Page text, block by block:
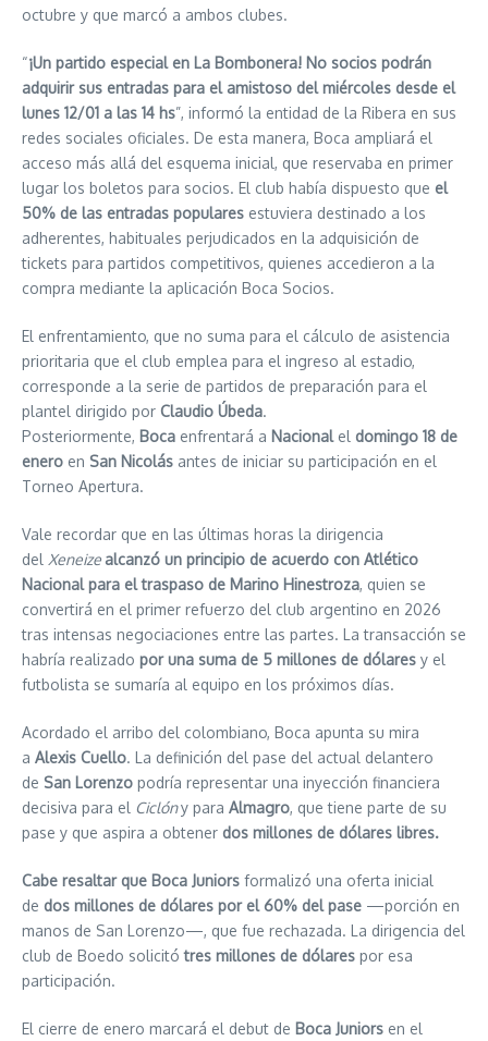
octubre y que marcó a ambos clubes.
“¡Un partido especial en La Bombonera! No socios podrán
adquirir sus entradas para el amistoso del miércoles desde el
lunes 12/01 a las 14 hs”, informó la entidad de la Ribera en sus
redes sociales oficiales. De esta manera, Boca ampliará el
acceso más allá del esquema inicial, que reservaba en primer
lugar los boletos para socios. El club había dispuesto que el
50% de las entradas populares estuviera destinado a los
adherentes, habituales perjudicados en la adquisición de
tickets para partidos competitivos, quienes accedieron a la
compra mediante la aplicación Boca Socios.
El enfrentamiento, que no suma para el cálculo de asistencia
prioritaria que el club emplea para el ingreso al estadio,
corresponde a la serie de partidos de preparación para el
plantel dirigido por Claudio Úbeda.
Posteriormente, Boca enfrentará a Nacionalel domingo 18 de
enero en San Nicolás antes de iniciar su participación en el
Torneo Apertura.
Vale recordar que en las últimas horas la dirigencia
del Xeneize alcanzó un principio de acuerdo con Atlético
Nacional para el traspaso de Marino Hinestroza, quien se
convertirá en el primer refuerzo del club argentino en 2026
tras intensas negociaciones entre las partes. La transacción se
habría realizado por una suma de 5 millones de dólares y el
futbolista se sumaría al equipo en los próximos días.
Acordado el arribo del colombiano, Boca apunta su mira
a Alexis Cuello. La definición del pase del actual delantero
de San Lorenzo podría representar una inyección financiera
decisiva para el Ciclóny para Almagro, que tiene parte de su
pase y que aspira a obtener dos millones de dólares libres.
Cabe resaltar que Boca Juniors formalizó una oferta inicial
de dos millones de dólares por el 60% del pase —porción en
manos de San Lorenzo—, que fue rechazada. La dirigencia del
club de Boedo solicitótres millones de dólares por esa
participación.
El cierre de enero marcará el debut de Boca Juniors en el